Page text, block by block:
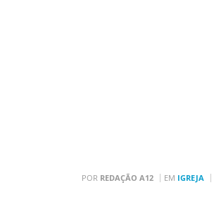
POR REDAÇÃO A12 EM IGREJA